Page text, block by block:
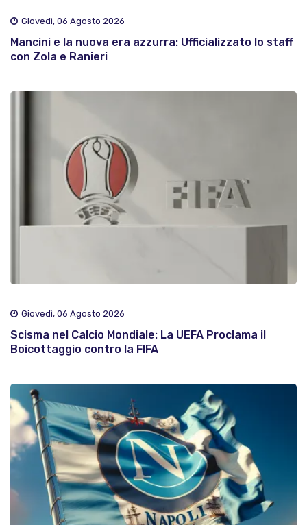
Giovedì, 06 Agosto 2026
Mancini e la nuova era azzurra: Ufficializzato lo staff
con Zola e Ranieri
Giovedì, 06 Agosto 2026
Scisma nel Calcio Mondiale: La UEFA Proclama il
Boicottaggio contro la FIFA